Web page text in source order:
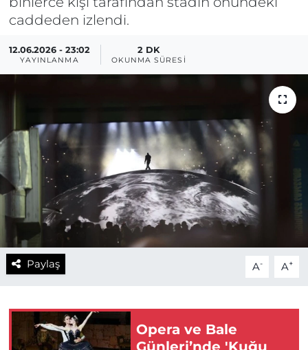
caddeden izlendi.
12.06.2026 - 23:02
YAYINLANMA
2 DK
OKUNMA SÜRESI
Paylaş A- A+
Opera ve Bale